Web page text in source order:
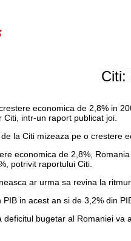
Citi:
economica de 2,8% in
intr-un raport publicat joi.
la Citi mizeaza pe o crestere
economica de 2,8%,
potrivit raportului Citi.
ar urma sa revina la
in acest an si de 3,2% din
deficitul bugetar al Romaniei